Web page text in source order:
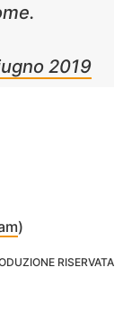
2019
)
RISERVATA